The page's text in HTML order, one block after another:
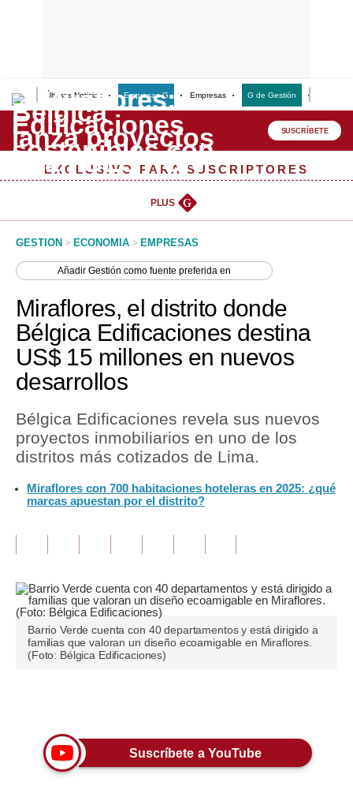
Últimas Noticias Empresas G Empresas G de Gestión
Lo último
Peru Quiosco
Management & Empleo
Perú
Política
Tu Dinero
Finanzas Personales
Inmobiliarias
Opinión
Blogs
Tendencias
Estilos
SUSCRÍBETE
EXCLUSIVO PARA SUSCRIPTORES
PLUS G
GESTION > ECONOMIA > EMPRESAS
AñadirGestión como fuente preferida en
Miraflores, el distrito donde
Bélgica Edificaciones destina
US$ 15 millones en nuevos
desarrollos
Bélgica Edificaciones revela sus nuevos
proyectos inmobiliarios en uno de los
distritos más cotizados de Lima.
Miraflores con 700 habitaciones hoteleras en 2025: ¿qué
marcas apuestan por el distrito?
Barrio Verde cuenta con 40 departamentos y está dirigido a
familias que valoran un diseño ecoamigable en Miraflores.
(Foto: Bélgica Edificaciones)
Suscríbete a YouTube